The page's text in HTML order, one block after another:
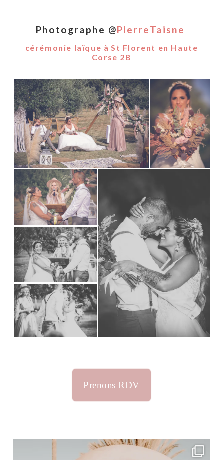
Photographe @PierreTaisne
cérémonie laïque à St Florent en Haute
Corse 2B
Prenons RDV